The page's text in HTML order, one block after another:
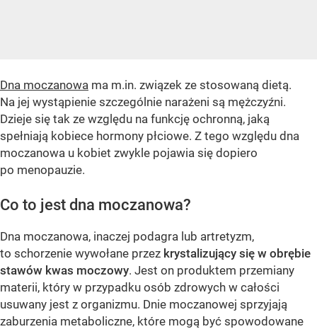
Dna moczanowa ma m.in. związek ze stosowaną dietą.
Na jej wystąpienie szczególnie narażeni są mężczyźni.
Dzieje się tak ze względu na funkcję ochronną, jaką
spełniają kobiece hormony płciowe. Z tego względu dna
moczanowa u kobiet zwykle pojawia się dopiero
po menopauzie.
Co to jest dna moczanowa?
Dna moczanowa, inaczej podagra lub artretyzm,
to schorzenie wywołane przez krystalizujący się w obrębie
stawów kwas moczowy. Jest on produktem przemiany
materii, który w przypadku osób zdrowych w całości
usuwany jest z organizmu. Dnie moczanowej sprzyjają
zaburzenia metaboliczne, które mogą być spowodowane